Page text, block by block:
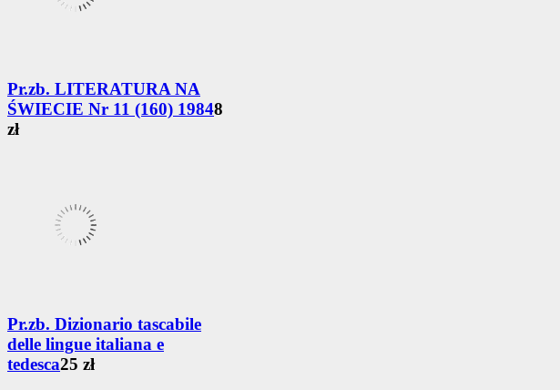
Pr.zb. LITERATURA NA
ŚWIECIE Nr 11 (160) 19848
zł
Pr.zb. Dizionario tascabile
delle lingue italiana e
tedesca25 zł